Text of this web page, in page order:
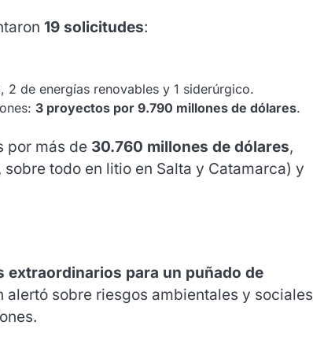
19 solicitudes:
de energías renovables y 1 siderúrgico.
3 proyectos por 9.790 millones de dólares.
por más de 30.760 millones de dólares,
todo en litio en Salta y Catamarca) y
extraordinarios para un puñado de
alertó sobre riesgos ambientales y sociales